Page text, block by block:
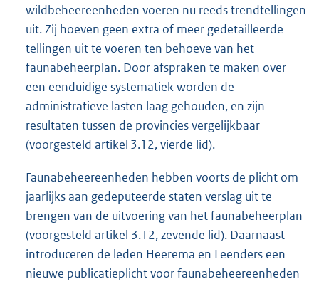
wildbeheereenheden voeren nu reeds trendtellingen
uit. Zij hoeven geen extra of meer gedetailleerde
tellingen uit te voeren ten behoeve van het
faunabeheerplan. Door afspraken te maken over
een eenduidige systematiek worden de
administratieve lasten laag gehouden, en zijn
resultaten tussen de provincies vergelijkbaar
(voorgesteld artikel 3.12, vierde lid).
Faunabeheereenheden hebben voorts de plicht om
jaarlijks aan gedeputeerde staten verslag uit te
brengen van de uitvoering van het faunabeheerplan
(voorgesteld artikel 3.12, zevende lid). Daarnaast
introduceren de leden Heerema en Leenders een
nieuwe publicatieplicht voor faunabeheereenheden